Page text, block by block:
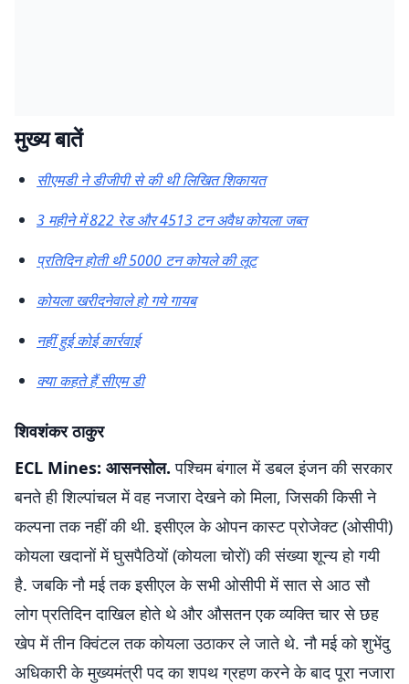
मुख्य बातें
सीएमडी ने डीजीपी से की थी लिखित शिकायत
3 महीने में 822 रेड और 4513 टन अवैध कोयला जब्त
प्रतिदिन होती थी 5000 टन कोयले की लूट
कोयला खरीदनेवाले हो गये गायब
नहीं हुई कोई कार्रवाई
क्या कहते हैं सीएम डी
शिवशंकर ठाकुर
ECL Mines: आसनसोल. पश्चिम बंगाल में डबल इंजन की सरकार
बनते ही शिल्पांचल में वह नजारा देखने को मिला, जिसकी किसी ने
कल्पना तक नहीं की थी. इसीएल के ओपन कास्ट प्रोजेक्ट (ओसीपी)
कोयला खदानों में घुसपैठियों (कोयला चोरों) की संख्या शून्य हो गयी
है. जबकि नौ मई तक इसीएल के सभी ओसीपी में सात से आठ सौ
लोग प्रतिदिन दाखिल होते थे और औसतन एक व्यक्ति चार से छह
खेप में तीन क्विंटल तक कोयला उठाकर ले जाते थे. नौ मई को शुभेंदु
अधिकारी के मुख्यमंत्री पद का शपथ ग्रहण करने के बाद पूरा नजारा